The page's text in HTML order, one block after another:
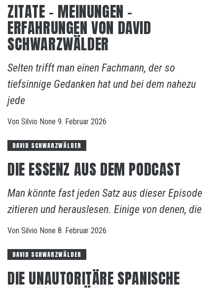
ZITATE – MEINUNGEN –
ERFAHRUNGEN VON DAVID
SCHWARZWÄLDER
Selten trifft man einen Fachmann, der so
tiefsinnige Gedanken hat und bei dem nahezu
jede
Von Silvio None 9. Februar 2026
DAVID SCHWARZWÄLDER
DIE ESSENZ AUS DEM PODCAST
Man könnte fast jeden Satz aus dieser Episode
zitieren und herauslesen. Einige von denen, die
Von Silvio None 8. Februar 2026
DAVID SCHWARZWÄLDER
DIE UNAUTORITÄRE SPANISCHE